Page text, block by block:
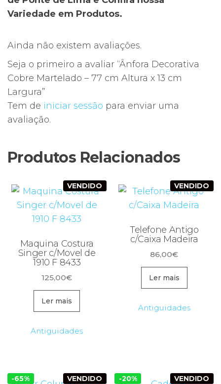
Variedade em Produtos.
Ainda não existem avaliações.
Seja o primeiro a avaliar “Ânfora Decorativa
Cobre Martelado – 77 cm Altura x 13 cm
Largura”
Tem de iniciar sessão para enviar uma
avaliação.
Produtos Relacionados
VENDIDO
Maquina Costura
Singer c/Movel de
1910 F 8433
125,00€
Ler mais
Antiguidades
VENDIDO
Telefone Antigo
c/Caixa Madeira
86,00€
Ler mais
Antiguidades
-65% VENDIDO -20% VENDIDO